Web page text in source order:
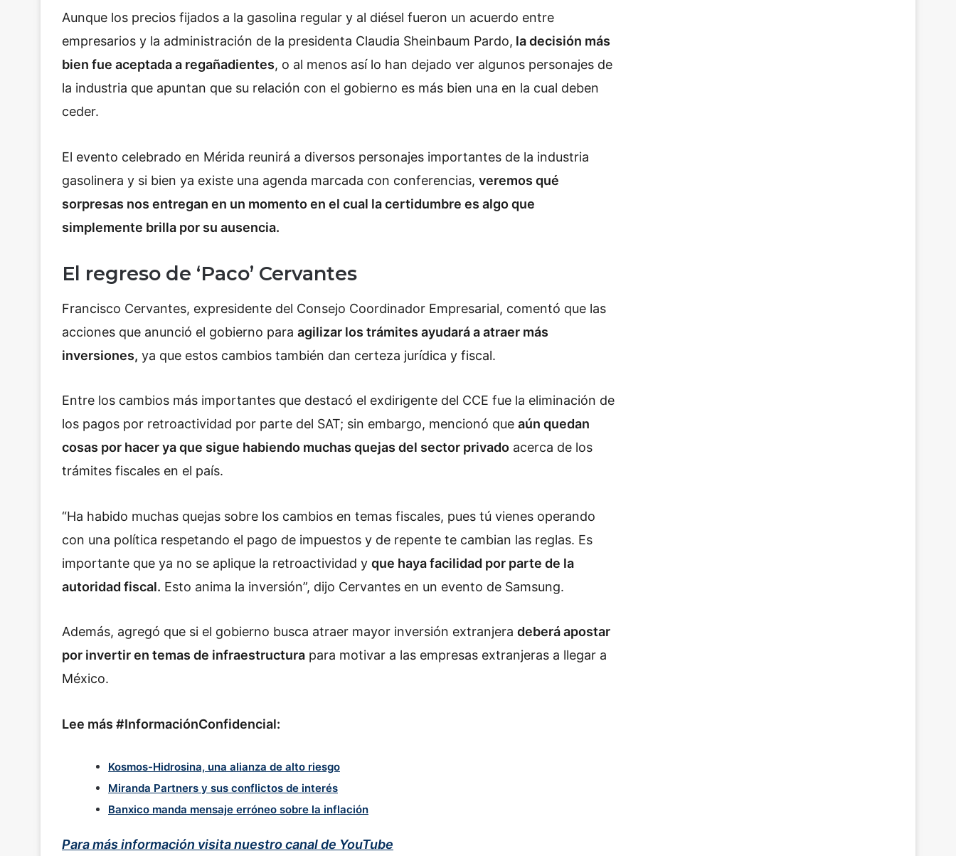
Aunque los precios fijados a la gasolina regular y al diésel fueron un acuerdo entre
empresarios y la administración de la presidenta Claudia Sheinbaum Pardo, la decisión más
bien fue aceptada a regañadientes, o al menos así lo han dejado ver algunos personajes de
la industria que apuntan que su relación con el gobierno es más bien una en la cual deben
ceder.
El evento celebrado en Mérida reunirá a diversos personajes importantes de la industria
gasolinera y si bien ya existe una agenda marcada con conferencias, veremos qué
sorpresas nos entregan en un momento en el cual la certidumbre es algo que
simplemente brilla por su ausencia.
El regreso de ‘Paco’ Cervantes
Francisco Cervantes, expresidente del Consejo Coordinador Empresarial, comentó que las
acciones que anunció el gobierno para agilizar los trámites ayudará a atraer más
inversiones, ya que estos cambios también dan certeza jurídica y fiscal.
Entre los cambios más importantes que destacó el exdirigente del CCE fue la eliminación de
los pagos por retroactividad por parte del SAT; sin embargo, mencionó que aún quedan
cosas por hacer ya que sigue habiendo muchas quejas del sector privado acerca de los
trámites fiscales en el país.
“Ha habido muchas quejas sobre los cambios en temas fiscales, pues tú vienes operando
con una política respetando el pago de impuestos y de repente te cambian las reglas. Es
importante que ya no se aplique la retroactividad y que haya facilidad por parte de la
autoridad fiscal. Esto anima la inversión”, dijo Cervantes en un evento de Samsung.
Además, agregó que si el gobierno busca atraer mayor inversión extranjera deberá apostar
por invertir en temas de infraestructura para motivar a las empresas extranjeras a llegar a
México.
Lee más #InformaciónConfidencial:
Kosmos-Hidrosina, una alianza de alto riesgo
Miranda Partners y sus conflictos de interés
Banxico manda mensaje erróneo sobre la inflación
Para más información visita nuestro canal de YouTube